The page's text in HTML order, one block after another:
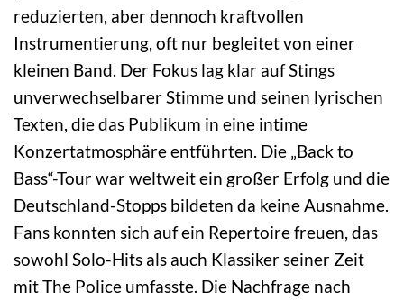
reduzierten, aber dennoch kraftvollen
Instrumentierung, oft nur begleitet von einer
kleinen Band. Der Fokus lag klar auf Stings
unverwechselbarer Stimme und seinen lyrischen
Texten, die das Publikum in eine intime
Konzertatmosphäre entführten. Die „Back to
Bass“-Tour war weltweit ein großer Erfolg und die
Deutschland-Stopps bildeten da keine Ausnahme.
Fans konnten sich auf ein Repertoire freuen, das
sowohl Solo-Hits als auch Klassiker seiner Zeit
mit The Police umfasste. Die Nachfrage nach